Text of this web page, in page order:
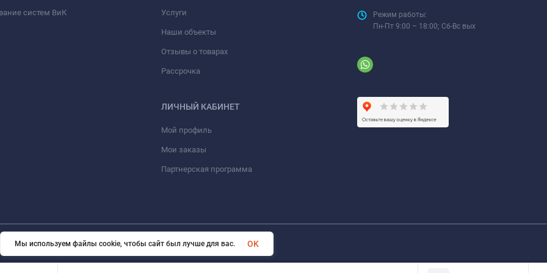
систем ВиК Услуги
Наши объекты
Отзывы о товарах
Рассрочка
ЛИЧНЫЙ КАБИНЕТ
Мой профиль
Мои заказы
Партнерская программа
Режим работы:
Пн-Пт 9:00 – 18:00; Сб-Вс вых
© 2026 ООО «ФАЗИНЖИНИРИНГ». Все права защищены
Мы используем файлы cookie, чтобы сайт был лучше для вас. OK